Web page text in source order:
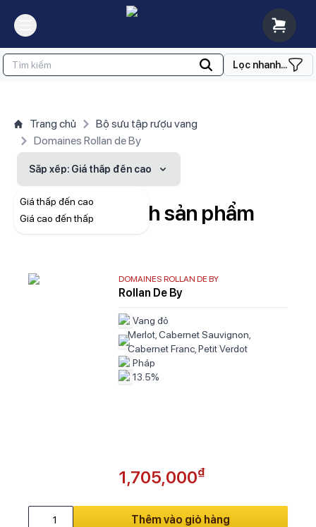
Lọc nhanh...
Trang chủ
Bộ sưu tập rượu vang
Domaines Rollan de By
Sắp xếp: Giá thấp đến cao
Giá thấp đến cao
Giá cao đến thấpDanh sách sản phẩm
DOMAINES ROLLAN DE BY
Rollan De By
Vang đỏ
Merlot, Cabernet Sauvignon,
Cabernet Franc, Petit Verdot
Pháp
13.5%
1,705,000₫
Thêm vào giỏ hàng